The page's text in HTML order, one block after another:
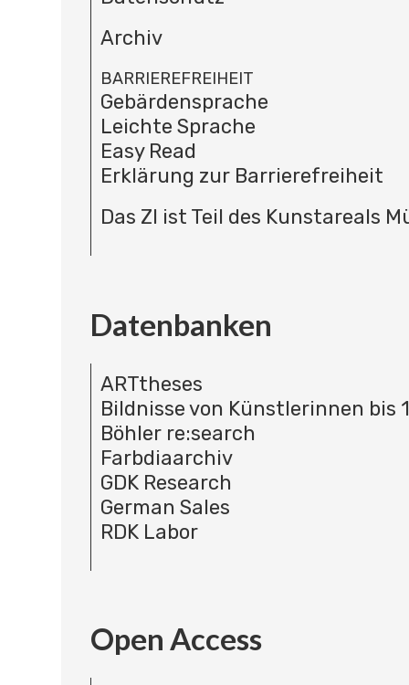
Archiv
BARRIEREFREIHEIT
Gebärdensprache
Leichte Sprache
Easy Read
Erklärung zur Barrierefreiheit
Das ZI ist Teil des Kunstareals
Datenbanken
ARTtheses
Bildnisse von Künstlerinnen bis
Böhler re:search
Farbdiaarchiv
GDK Research
German Sales
RDK Labor
Open Access